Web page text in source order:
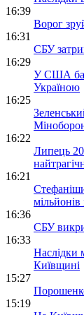
16:39
Ворог
16:31
СБУ
16:29
У США
Україною
16:25
16:22
Липець
16:21
16:36
СБУ
16:33
Наслідки
Київщині
15:27
15:19